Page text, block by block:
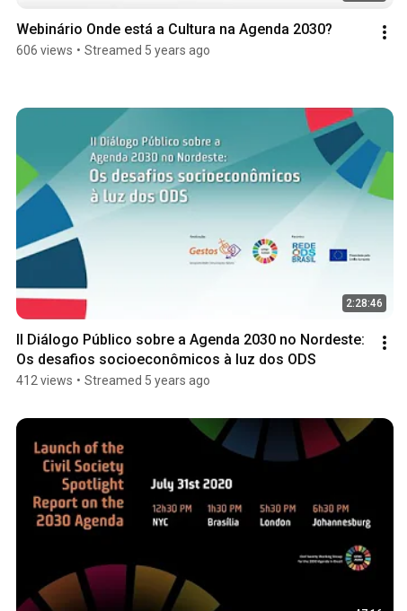
Webinário Onde está a Cultura na Agenda 2030?
606 views • Streamed 5 years ago
2:28:46
II Diálogo Público sobre a Agenda 2030 no Nordeste:
Os desafios socioeconômicos à luz dos ODS
412 views • Streamed 5 years ago